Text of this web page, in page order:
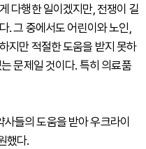
다행한 일이겠지만, 전쟁이 길
. 그 중에서도 어린이와 노인,
지만 적절한 도움을 받지 못하
문제일 것이다. 특히 의료품
들의 도움을 받아 우크라이
했다.